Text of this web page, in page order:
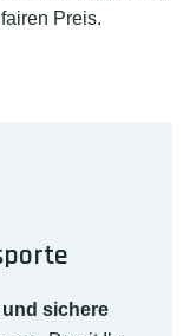
Preis.
sichere